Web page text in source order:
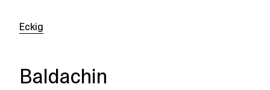
Eckig
Baldachin